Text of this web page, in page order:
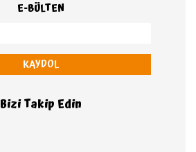
E-BÜLTEN
KAYDOL
Bizi Takip Edin